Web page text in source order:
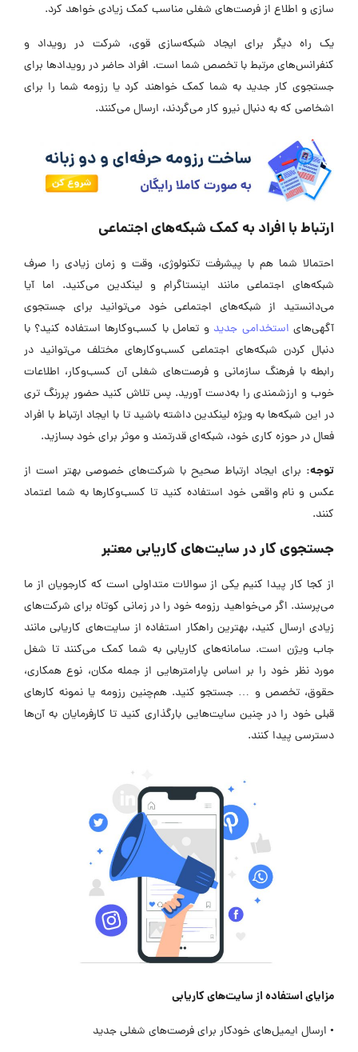
سازی و اطلاع از فرصت‌های شغلی مناسب کمک زیادی خواهد کرد.
یک راه دیگر برای ایجاد شبکه‌سازی قوی، شرکت در رویداد و
کنفرانس‌های مرتبط با تخصص شما است. افراد حاضر در رویدادها برای
جستجوی کار جدید به شما کمک خواهند کرد یا رزومه شما را برای
اشخاصی که به دنبال نیرو کار می‌گردند، ارسال می‌کنند.
ارتباط با افراد به کمک شبکه‌های اجتماعی
احتمالا شما هم با پیشرفت تکنولوژی، وقت و زمان زیادی را صرف
شبکه‌های اجتماعی مانند اینستاگرام و لینکدین می‌کنید. اما آیا
می‌دانستید از شبکه‌های اجتماعی خود می‌توانید برای جستجوی
آگهی‌های استخدامی جدید و تعامل با کسب‌و‌کار‌ها استفاده کنید؟ با
دنبال کردن شبکه‌های اجتماعی کسب‌و‌کارهای مختلف می‌توانید در
رابطه با فرهنگ سازمانی و فرصت‌های شغلی آن کسب‌و‌کار، اطلاعات
خوب و ارزشمندی را به‌دست آورید. پس تلاش کنید حضور پررنگ تری
در این شبکه‌ها به ویژه لینکدین داشته باشید تا با ایجاد ارتباط با افراد
فعال در حوزه کاری خود، شبکه‌ای قدرتمند و موثر برای خود بسازید.
توجه: برای ایجاد ارتباط صحیح با شرکت‌های خصوصی بهتر است از
عکس و نام واقعی خود استفاده کنید تا کسب‌و‌کار‌ها به شما اعتماد
کنند.
جستجوی کار در سایت‌های کاریابی معتبر
از کجا کار پیدا کنیم یکی از سوالات متداولی است که کارجویان از ما
می‌پرسند. اگر می‌خواهید رزومه خود را در زمانی کوتاه برای شرکت‌های
زیادی ارسال کنید، بهترین راهکار استفاده از سایت‌های کاریابی مانند
جاب ویژن است. سامانه‌های کاریابی به شما کمک می‌کنند تا شغل
مورد نظر خود را بر اساس پارامترهایی از جمله مکان، نوع همکاری،
حقوق، تخصص و … جستجو کنید. هم‌چنین رزومه یا نمونه کارهای
قبلی خود را در چنین سایت‌هایی بارگذاری کنید تا کارفرمایان به آن‌ها
دسترسی پیدا کنند.
مزایای استفاده از سایت‌های کاریابی
• ارسال ایمیل‌های خودکار برای فرصت‌های شغلی جدید